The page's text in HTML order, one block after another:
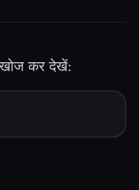
खोज कर देखें: